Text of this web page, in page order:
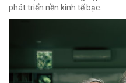
phát triển nền kinh tế bạc.